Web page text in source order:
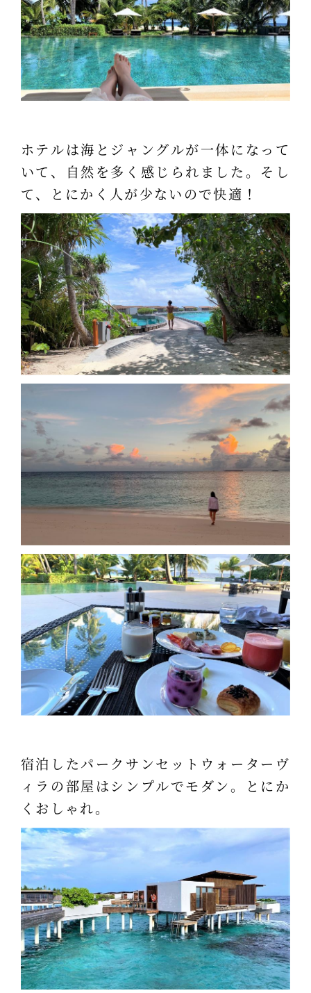
ホテルは海とジャングルが一体になって
いて、自然を多く感じられました。そし
て、とにかく人が少ないので快適！
宿泊したパークサンセットウォーターヴ
ィラの部屋はシンプルでモダン。とにか
くおしゃれ。